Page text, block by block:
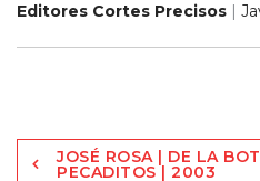
Editores Cortes Precisos
Navegación
de
JOSÉ ROSA | DE LA
PECADITOS | 2003